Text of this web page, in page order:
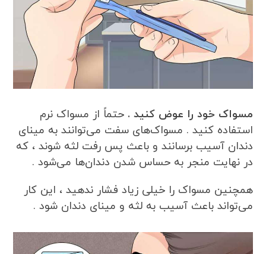
مسواک خود را عوض کنید . حتماً از مسواک نرم
استفاده کنید . مسواک‌های سفت می‌توانند به مینای
دندان آسیب برسانند و باعث پس رفت لثه شوند ، که
در نهایت منجر به حساس شدن دندان‌ها می‌شود .
همچنین مسواک را خیلی زیاد فشار ندهید ، این کار
می‌تواند باعث آسیب به لثه و مینای دندان شود .